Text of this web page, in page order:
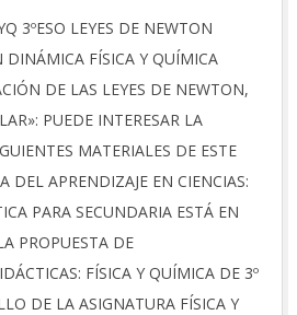
3ºESO LEYES DE NEWTON
DINÁMICA FÍSICA Y QUÍMICA
DE LAS LEYES DE NEWTON,
PUEDE INTERESAR LA
MATERIALES DE ESTE
DEL APRENDIZAJE EN CIENCIAS:
PARA SECUNDARIA ESTÁ EN
PROPUESTA DE
FÍSICA Y QUÍMICA DE 3º
DE LA ASIGNATURA FÍSICA Y